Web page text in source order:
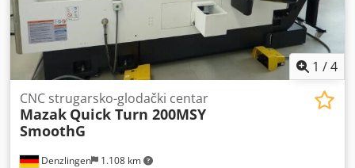
1 /4
Denzlingen 1.108 km
CNC strugarsko-glodački centar
Mazak Quick Turn 200MSY
SmoothG